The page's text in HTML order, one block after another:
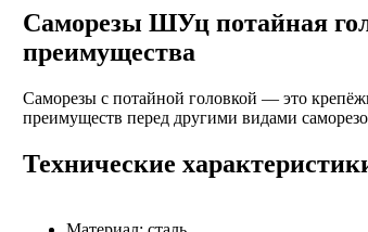
Саморезы ШУц потайная
преимущества
Саморезы с потайной головкой — это
преимуществ перед другими видами
Технические